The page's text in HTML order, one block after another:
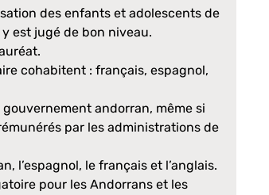
des enfants et adolescents de
y est jugé de bon niveau.
cohabitent : français, espagnol,
andorran, même si
par les administrations de
l’espagnol, le français et l’anglais.
pour les Andorrans et les